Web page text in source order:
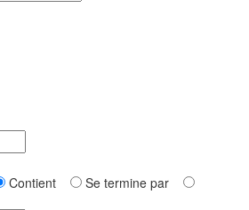
Contient
Se termine par